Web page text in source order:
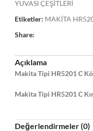
YUVASI ÇEŞİTLERİ
Etiketler: MAKİTA
Share:
Açıklama
Makita Tipi HR5201 C
Makita Tipi HR5201 C
Değerlendirmeler (0)